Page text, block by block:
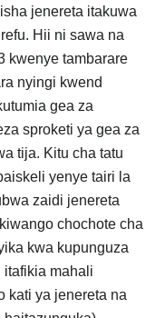
jenereta itakuwa
Hii ni sawa na
kwenye tambarare
nyingi kwend
gea za
sproketi ya gea za
tija. Kitu cha tatu
yenye tairi la
zaidi jenereta
chochote cha
kwa kupunguza
itafikia mahali
kati ya jenereta na